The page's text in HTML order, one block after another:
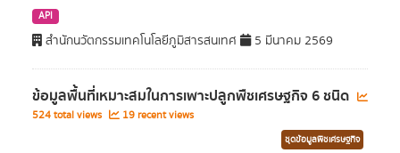
API
สำนักนวัตกรรมเทคโนโลยีภูมิสารสนเทศ 5 มีนาคม 2569
ข้อมูลพื้นที่เหมาะสมในการเพาะปลูกพืชเศรษฐกิจ 6 ชนิด
524 total views 19 recent views
ชุดข้อมูลพืชเศรษฐกิจ